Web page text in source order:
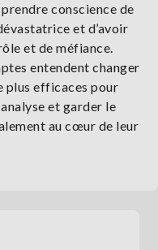
conscience de
et d’avoir
et de méfiance.
entendent changer
plus efficaces pour
et garder le
au cœur de leur